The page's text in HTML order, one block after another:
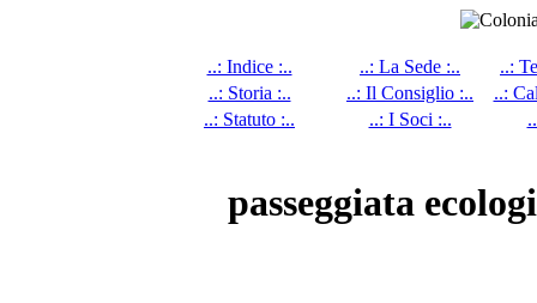
..: Indice :.. ..: La Sede :..
..:
..: Storia :..
..: Il Consiglio :..
..:
..: Statuto :..
..: I Soci :..
passeggiata